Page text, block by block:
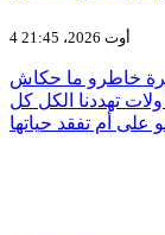
4 أوت 2026، 21:45
خاطرو ما حكاش
تهددنا الكل كل